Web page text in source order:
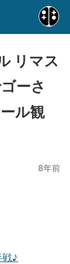
リマス
ーさ
ル観
8年前
戦♪